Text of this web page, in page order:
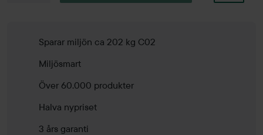
Sparar miljön ca 202 kg C02
Miljösmart
Över 60.000 produkter
Halva nypriset
3 års garanti